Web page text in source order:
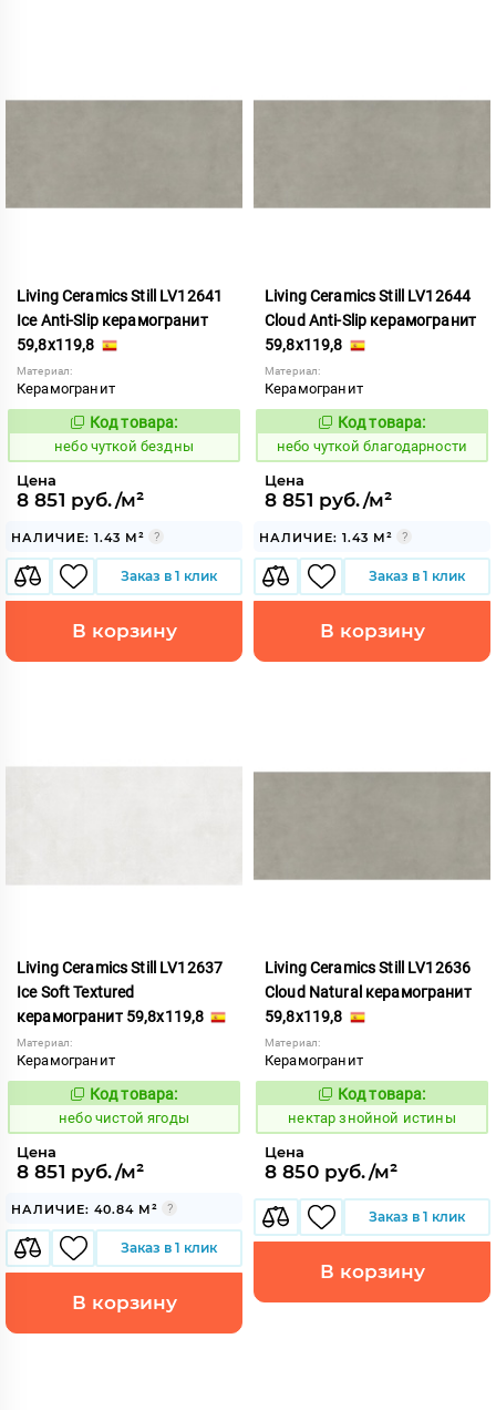
Living Ceramics Still LV12641
Ice Anti-Slip керамогранит
59,8x119,8
Материал:
Керамогранит
1124002
Код товара:
небо чуткой бездны
Цена
8 851 руб./м²
НАЛИЧИЕ: 1.43 М²
Заказ в 1 клик
В корзину
Living Ceramics Still LV12644
Cloud Anti-Slip керамогранит
59,8x119,8
Материал:
Керамогранит
1124003
Код товара:
небо чуткой благодарности
Цена
8 851 руб./м²
НАЛИЧИЕ: 1.43 М²
Заказ в 1 клик
В корзину
Living Ceramics Still LV12637
Ice Soft Textured
керамогранит 59,8x119,8
Материал:
Керамогранит
1123999
Код товара:
небо чистой ягоды
Цена
8 851 руб./м²
НАЛИЧИЕ: 40.84 М²
Заказ в 1 клик
В корзину
Living Ceramics Still LV12636
Cloud Natural керамогранит
59,8x119,8
Материал:
Керамогранит
1129036
Код товара:
нектар знойной истины
Цена
8 850 руб./м²
Заказ в 1 клик
В корзину